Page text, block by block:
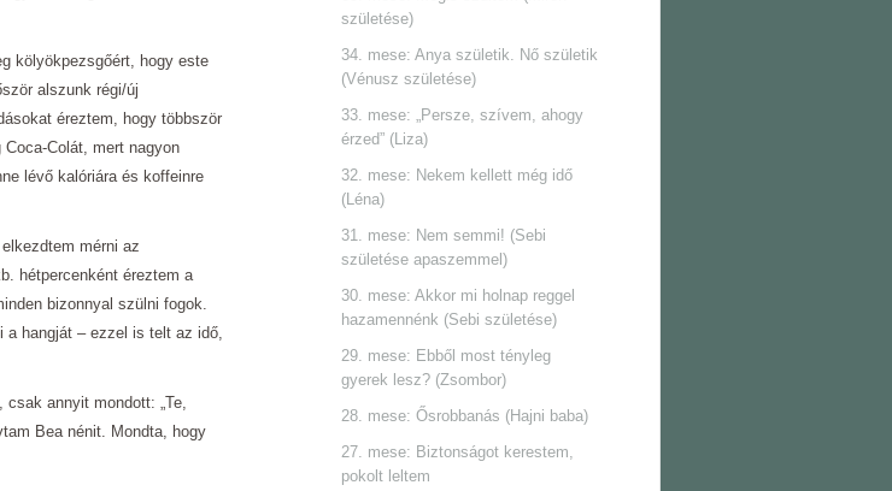
kölyökpezsgőért, hogy este
alszunk régi/új
éreztem, hogy többször
Colát, mert nagyon
lévő kalóriára és koffeinre
mérni az
hétpercenként éreztem a
bizonnyal szülni fogok.
a hangját – ezzel is telt az idő,
annyit mondott: „Te,
Bea nénit. Mondta, hogy
születése)
34. mese: Anya születik. Nő születik
(Vénusz születése)
33. mese: „Persze, szívem, ahogy
érzed” (Liza)
32. mese: Nekem kellett még idő
(Léna)
31. mese: Nem semmi! (Sebi
születése apaszemmel)
30. mese: Akkor mi holnap reggel
hazamennénk (Sebi születése)
29. mese: Ebből most tényleg
gyerek lesz? (Zsombor)
28. mese: Ősrobbanás (Hajni baba)
27. mese: Biztonságot kerestem,
pokolt leltem